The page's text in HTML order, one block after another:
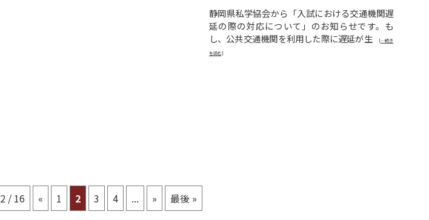
静岡県私学協会から「入試における交通機関遅
延の際の対応について」のお知らせです。も
し、公共交通機関を利用した際に遅延が生
[…続き
を読む]
2 / 16 « 1 2 3 4 ... » 最後 »